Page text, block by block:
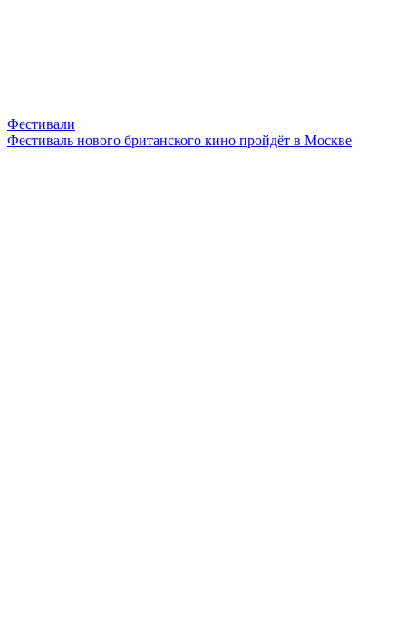
Фестивали
Фестиваль нового британского кино пройдёт в Москве